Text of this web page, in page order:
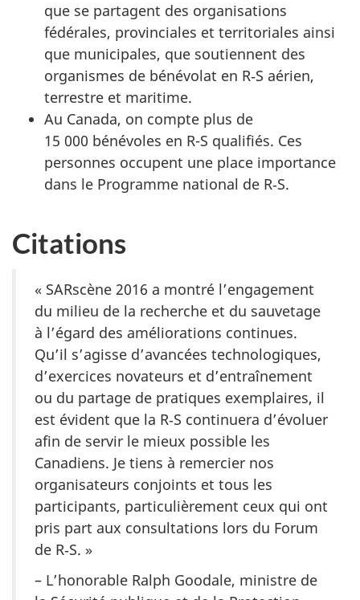
que se partagent des organisations
fédérales, provinciales et territoriales ainsi
que municipales, que soutiennent des
organismes de bénévolat en R‑S aérien,
terrestre et maritime.
Au Canada, on compte plus de
15 000 bénévoles en R-S qualifiés. Ces
personnes occupent une place importance
dans le Programme national de R‑S.
Citations
« SARscène 2016 a montré l’engagement
du milieu de la recherche et du sauvetage
à l’égard des améliorations continues.
Qu’il s’agisse d’avancées technologiques,
d’exercices novateurs et d’entraînement
ou du partage de pratiques exemplaires, il
est évident que la R‑S continuera d’évoluer
afin de servir le mieux possible les
Canadiens. Je tiens à remercier nos
organisateurs conjoints et tous les
participants, particulièrement ceux qui ont
pris part aux consultations lors du Forum
de R‑S. »
– L’honorable Ralph Goodale, ministre de